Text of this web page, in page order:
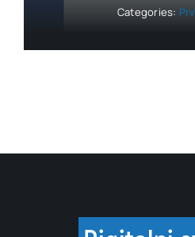
Categories: